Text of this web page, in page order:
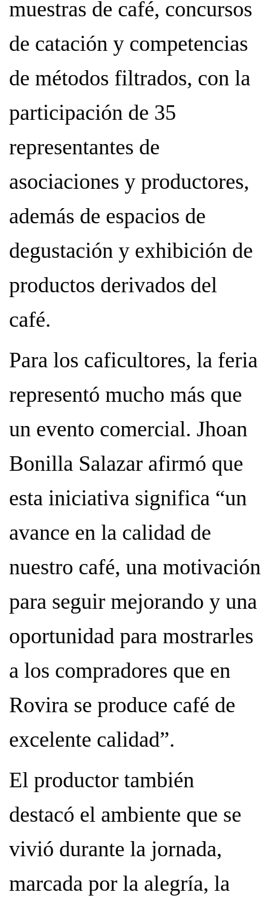
muestras de café, concursos
de catación y competencias
de métodos filtrados, con la
participación de 35
representantes de
asociaciones y productores,
además de espacios de
degustación y exhibición de
productos derivados del
café.
Para los caficultores, la feria
representó mucho más que
un evento comercial. Jhoan
Bonilla Salazar afirmó que
esta iniciativa significa “un
avance en la calidad de
nuestro café, una motivación
para seguir mejorando y una
oportunidad para mostrarles
a los compradores que en
Rovira se produce café de
excelente calidad”.
El productor también
destacó el ambiente que se
vivió durante la jornada,
marcada por la alegría, la